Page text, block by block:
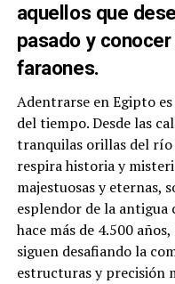
aquellos que
pasado y
faraones.
Adentrarse en Egipto
del tiempo. Desde las
tranquilas orillas del río
respira historia y
majestuosas y eternas,
esplendor de la antigua
hace más de 4.500
siguen desafiando la
estructuras y precisión